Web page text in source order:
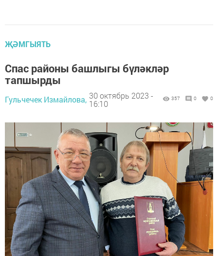
ҖӘМГЫЯТЬ
Спас районы башлыгы бүләкләр
тапшырды
Гульчечек Измайлова, 30 октябрь 2023 -
16:10
357 0 0